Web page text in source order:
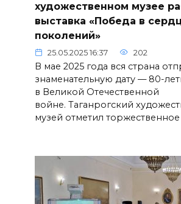
художественном музее
выставка «Победа в
поколений»
25.05.2025 16:37 202
В мае 2025 года вся страна
знаменательную дату — 80-
в Великой Отечественной
войне. Таганрогский
музей отметил торжественное